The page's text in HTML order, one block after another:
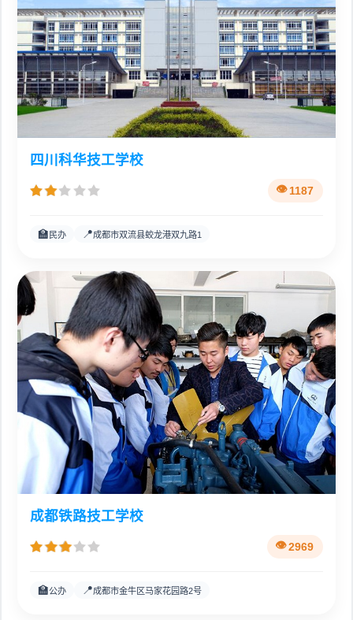
四川科华技工学校
1187
🏫 民办 📍成都市双流县蛟龙港双九路1
成都铁路技工学校
2969
🏫公办 📍成都市金牛区马家花园路2号